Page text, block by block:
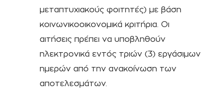
μεταπτυχιακούς φοιτητές) με βάση
κοινωνικοοικονομικά κριτήρια. Οι
αιτήσεις πρέπει να υποβληθούν
ηλεκτρονικά εντός τριών (3) εργάσιμων
ημερών από την ανακοίνωση των
αποτελεσμάτων.